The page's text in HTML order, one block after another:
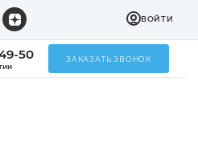
ВОЙТИ
50 ЗАКАЗАТЬ ЗВОНОК